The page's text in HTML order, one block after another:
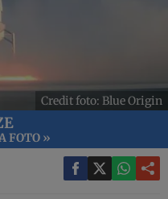
Credit foto: Blue Origin
FOTO »